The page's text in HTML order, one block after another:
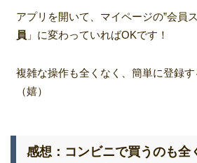
アプリを開いて、マイページの”会員
員 」に変わっていればOKです！
複雑な操作も全くなく、簡単に登録
（嬉）
感想：コンビニで買うのも全